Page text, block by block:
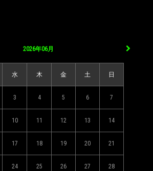
2026年06月
水 木 金 土 日
3 4 5 6 7
10 11 12 13 14
17 18 19 20 21
24 25 26 27 28